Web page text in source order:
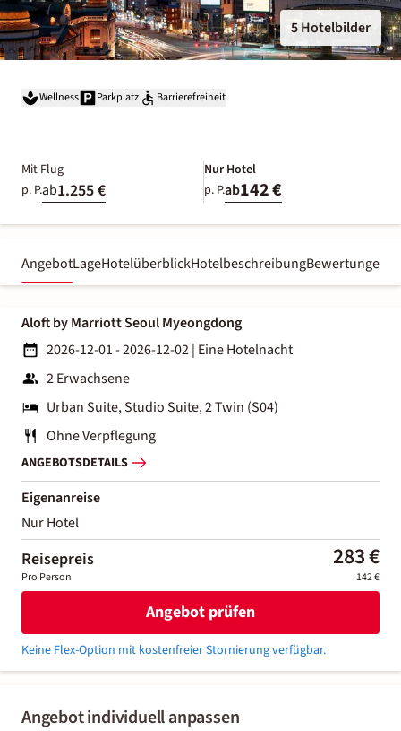
5 Hotelbilder
Wellness Parkplatz Barrierefreiheit
Mit Flug
p. P.ab1.255 €
Nur Hotel
p. P.ab142 €
AngebotLageHotelüberblickHotelbeschreibungBewertungen
Angebot individuell anpassen
Aloft by Marriott Seoul Myeongdong
2026-12-01 - 2026-12-02| Eine Hotelnacht
2 Erwachsene
Urban Suite, Studio Suite, 2 Twin (S04)
Ohne Verpflegung
ANGEBOTSDETAILS
Eigenanreise
Nur Hotel
Reisepreis 283 €
Pro Person 142 €
Angebot prüfen
Keine Flex-Option mit kostenfreier Stornierung verfügbar.